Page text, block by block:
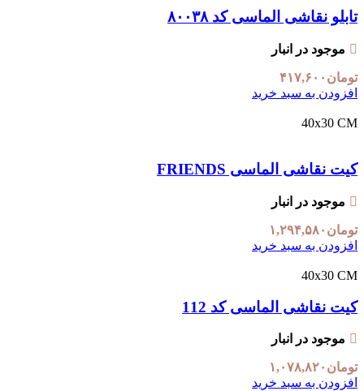
تابلو نقاشی الماسی کد ۸۰۰۳۸
موجود در انبار
تومان۴۱۷,۶۰۰
افزودن به سبد خرید
40x30 CM
کیت نقاشی الماسی FRIENDS
موجود در انبار
تومان۱,۲۹۴,۵۸۰
افزودن به سبد خرید
40x30 CM
کیت نقاشی الماسی کد 112
موجود در انبار
تومان۱,۰۷۸,۸۲۰
افزودن به سبد خرید